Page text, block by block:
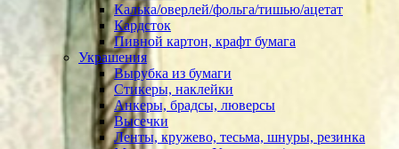
Калька/оверлей/фольга/тишью/ацетат
Кардсток
Пивной картон, крафт бумага
Украшения
Вырубка из бумаги
Стикеры, наклейки
Анкеры, брадсы, люверсы
Высечки
Ленты, кружево, тесьма, шнуры, резинка